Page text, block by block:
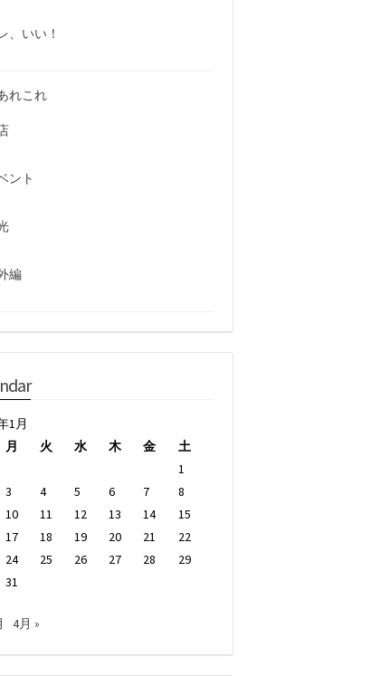
、いい！
れこれ
ント
編
1月
月 火 水 木 金
土
1
3 4 5 6 7
8
10 11 12 13 14
15
17 18 19 20 21
22
24 25 26 27 28
29
31
4月 »